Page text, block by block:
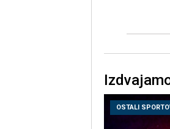
OSTALI